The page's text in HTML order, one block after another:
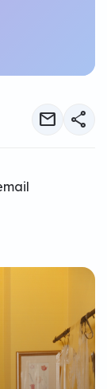
mail share